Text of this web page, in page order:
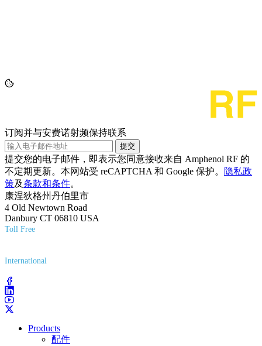
订阅并与安费诺射频保持联系
提交
提交您的电子邮件，即表示您同意接收来自 Amphenol RF 的
不定期更新。本网站受 reCAPTCHA 和 Google 保护。
隐私政
策及条款和条件。
康涅狄格州丹伯里市
4 Old Newtown Road
Danbury CT 06810 USA
Toll Free
International
Products
配件